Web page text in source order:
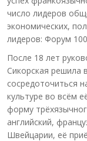
число лидеров
экономических,
лидеров: Форум
После 18 лет
Сикорская решила
сосредоточиться
культуре во всём
форму
английский,
Швейцарии, её